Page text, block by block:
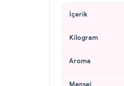
İçerik
Kilogram
Aroma
Menşei